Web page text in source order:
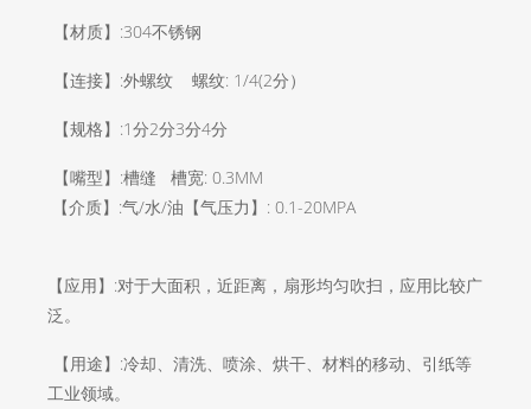
【材质】:304不锈钢
【连接】:外螺纹 螺纹: 1/4(2分）
【规格】:1分2分3分4分
【嘴型】:槽缝 槽宽: 0.3MM
【介质】:气/水/油 【气压力 】 : 0.1-20MPA
【应用】:对于大面积，近距离，扇形均匀吹扫，应用比较广
泛。
【用途】:冷却、清洗、喷涂、烘干、材料的移动、引纸等
工业领域。